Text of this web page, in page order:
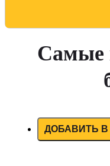
Самые
ДОБАВИТЬ